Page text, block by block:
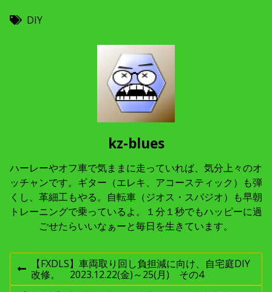
DIY
kz-blues
ハーレーやオフ車で気ままに走っていれば、気分上々のオ
ッチャンです。ギター（エレキ、アコースティック）も弾
くし、革細工もやる。自転車（ジオス・スパジオ）も早朝
トレーニングで乗っているよ。１分１秒でもハッピーに過
ごせたらいいなぁーと毎日を生きています。
投
前
の
【FXDLS】車両取り回し負担減に向け、自宅庭DIY
改修。 2023.12.22(金)～25(月) その4